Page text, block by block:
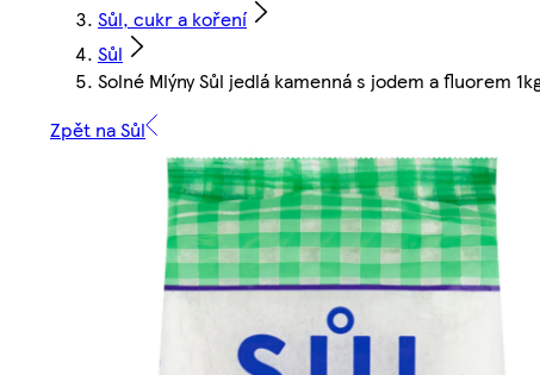
Sůl, cukr a koření
Sůl
Solné Mlýny Sůl jedlá kamenná s jodem a fluorem
Zpět na Sůl